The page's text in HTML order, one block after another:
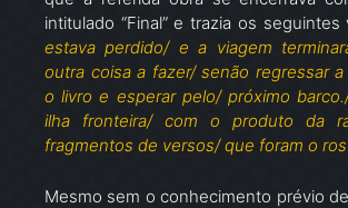
intitulado “Final” e trazia os seguintes
estava perdido/ e a viagem
outra coisa a fazer/ senão regressar a
o livro e esperar pelo/ próximo
ilha fronteira/ com o produto da
fragmentos de versos/ que foram o
Mesmo sem o conhecimento prévio